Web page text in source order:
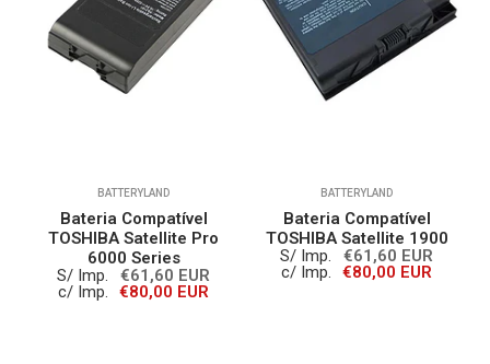
BATTERYLAND
Bateria Compatível
TOSHIBA Satellite Pro
6000 Series
S/ Imp.
€61,60 EUR
c/ Imp.
€80,00 EUR
BATTERYLAND
Bateria Compatível
TOSHIBA Satellite 1900
S/ Imp.
€61,60 EUR
c/ Imp.
€80,00 EUR